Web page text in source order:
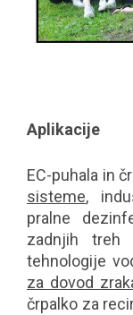
Aplikacije
EC-puhala in
sisteme,
pralne
zadnjih
tehnologije
za dovod
črpalko za